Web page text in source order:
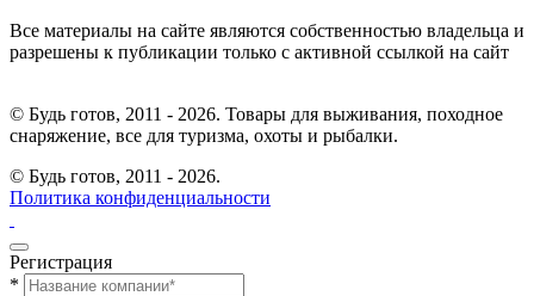
Все материалы на сайте являются собственностью владельца и
разрешены к публикации только с активной ссылкой на сайт
© Будь готов, 2011 - 2026. Товары для выживания, походное
снаряжение, все для туризма, охоты и рыбалки.
© Будь готов, 2011 - 2026.
Политика конфиденциальности
Регистрация
*